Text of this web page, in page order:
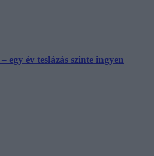
egy év teslázás szinte ingyen